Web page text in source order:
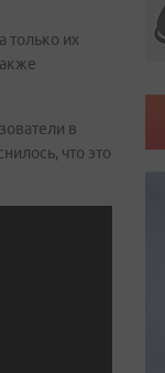
только их
в
что это